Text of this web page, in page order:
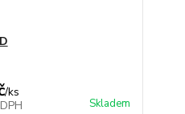
/ks
Skladem